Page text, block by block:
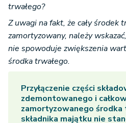
trwałego?
Z uwagi na fakt, że cały środek
zamortyzowany, należy
nie spowoduje zwiększenia
środka trwałego.
Przyłączenie części
zdemontowanego i
zamortyzowanego
składnika majątku nie